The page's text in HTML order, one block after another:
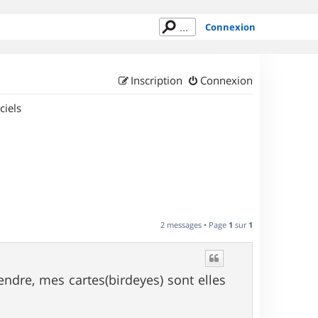
Connexion
Connexion
Inscription
2 messages • Page 1 sur 1
mes cartes(birdeyes) sont elles